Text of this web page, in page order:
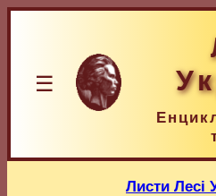
☰
Листи Лесі